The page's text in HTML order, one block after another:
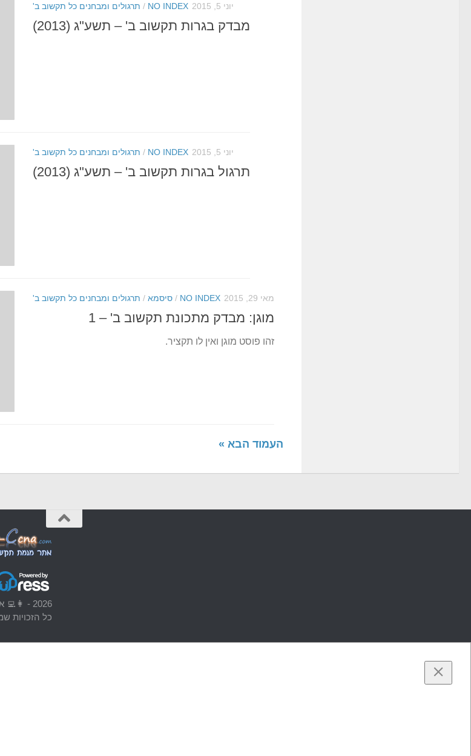
NO INDEX
/ תרגולים ומבחנים כל תקשוב ב' יוני 5, 2015
מבדק בגרות תקשוב ב' – תשע"ג (2013)
NO INDEX
/ תרגולים ומבחנים כל תקשוב ב' יוני 5, 2015
תרגול בגרות תקשוב ב' – תשע"ג (2013)
NO INDEX
/ סיסמא / תרגולים ומבחנים כל תקשוב ב' מאי 29, 2015
מוגן: מבדק מתכונת תקשוב ב' – 1
זהו פוסט מוגן ואין לו תקציר.
העמוד הבא »
2026 - 👩‍💻 אתר מגמת תקשוב - Tikshuv-CCNA 💯 [אתר אינו רשמי]
כל הזכויות